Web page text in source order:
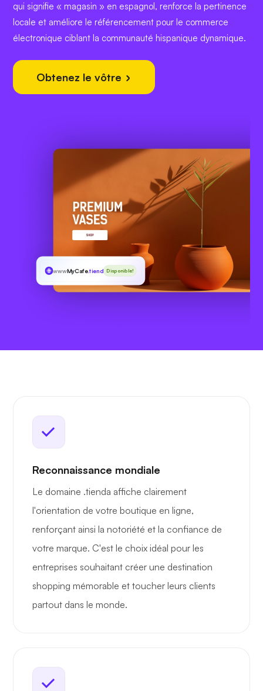
qui signifie « magasin » en espagnol, renforce la pertinence
locale et améliore le référencement pour le commerce
électronique ciblant la communauté hispanique dynamique.
Obtenez le vôtre
wwwMyCafe.tiendaDisponible!
Reconnaissance mondiale
Le domaine .tienda affiche clairement
l'orientation de votre boutique en ligne,
renforçant ainsi la notoriété et la confiance de
votre marque. C'est le choix idéal pour les
entreprises souhaitant créer une destination
shopping mémorable et toucher leurs clients
partout dans le monde.